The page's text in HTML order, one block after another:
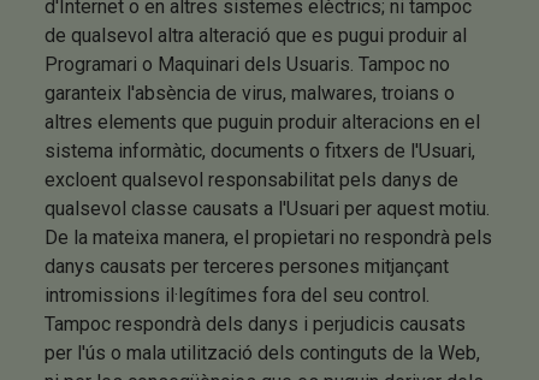
d'Internet o en altres sistemes elèctrics; ni tampoc
de qualsevol altra alteració que es pugui produir al
Programari o Maquinari dels Usuaris. Tampoc no
garanteix l'absència de virus, malwares, troians o
altres elements que puguin produir alteracions en el
sistema informàtic, documents o fitxers de l'Usuari,
excloent qualsevol responsabilitat pels danys de
qualsevol classe causats a l'Usuari per aquest motiu.
De la mateixa manera, el propietari no respondrà pels
danys causats per terceres persones mitjançant
intromissions il·legítimes fora del seu control.
Tampoc respondrà dels danys i perjudicis causats
per l'ús o mala utilització dels continguts de la Web,